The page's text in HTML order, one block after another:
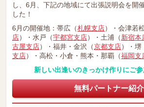
し、6月、下記の地域にて出張説明会を開
した！
6月の開催地：帯広（札幌支店）・会津若
店）・水戸（宇都宮支店）・土浦（新宿本
古屋支店）・福井・金沢（京都支店）・堺
支店）・高松・小倉・熊本・那覇（福岡支
新しい出逢いのきっかけ作りにご参
無料パートナー紹介